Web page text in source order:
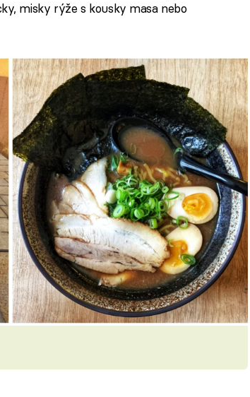
misky rýže s kousky masa nebo